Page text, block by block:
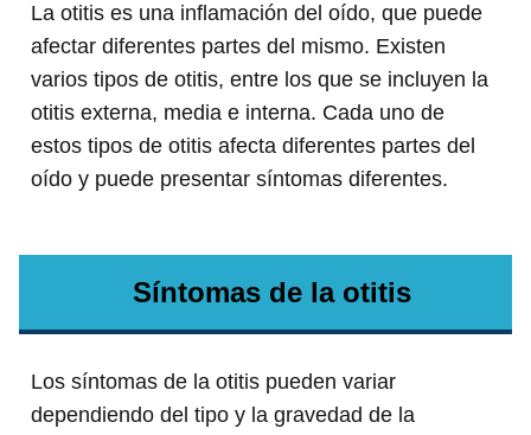
La otitis es una inflamación del oído, que puede
afectar diferentes partes del mismo. Existen
varios tipos de otitis, entre los que se incluyen la
otitis externa, media e interna. Cada uno de
estos tipos de otitis afecta diferentes partes del
oído y puede presentar síntomas diferentes.
Síntomas de la otitis
Los síntomas de la otitis pueden variar
dependiendo del tipo y la gravedad de la